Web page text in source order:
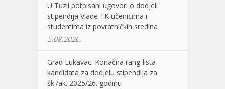
U Tuzli potpisani ugovori o dodjeli
stipendija Vlade TK učenicima i
studentima iz povratničkih sredina
5.08.2026.
Grad Lukavac: Konačna rang-lista
kandidata za dodjelu stipendija za
šk./ak. 2025/26. godinu